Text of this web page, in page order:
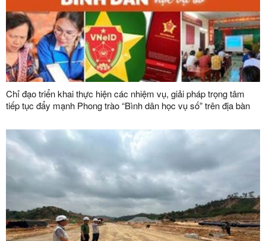
Chỉ đạo triển khai thực hiện các nhiệm vụ, giải pháp trọng tâm
tiếp tục đẩy mạnh Phong trào “Bình dân học vụ số” trên địa bàn